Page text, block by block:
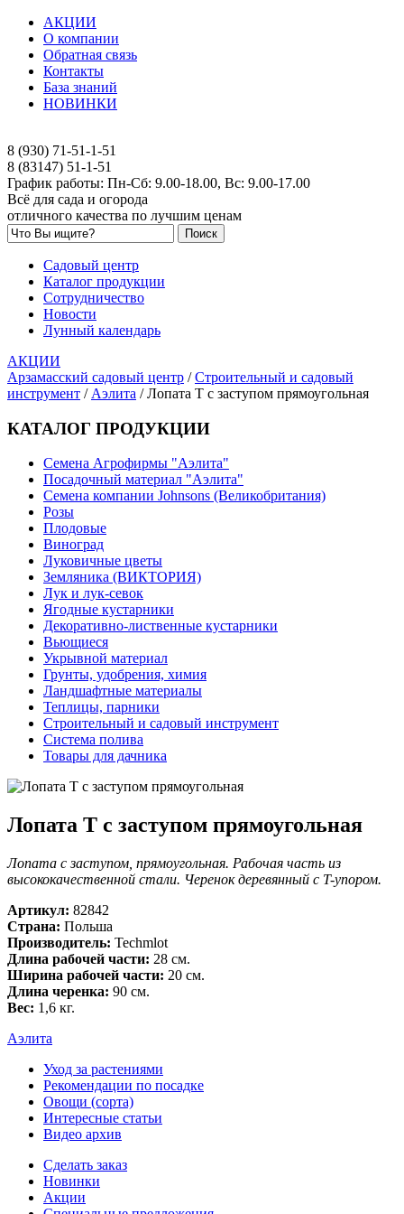
АКЦИИ
О компании
Обратная связь
Контакты
База знаний
НОВИНКИ
8 (930) 71-51-1-51
8 (83147) 51-1-51
График работы: Пн-Сб: 9.00-18.00, Вс: 9.00-17.00
Всё для сада и огорода
отличного качества по лучшим ценам
Садовый центр
Каталог продукции
Сотрудничество
Новости
Лунный календарь
АКЦИИ
Арзамасский садовый центр /Строительный и садовый
инструмент / Аэлита /Лопата Т с заступом прямоугольная
КАТАЛОГ ПРОДУКЦИИ
Семена Агрофирмы "Аэлита"
Посадочный материал "Аэлита"
Семена компании Johnsons (Великобритания)
Розы
Плодовые
Виноград
Луковичные цветы
Земляника (ВИКТОРИЯ)
Лук и лук-севок
Ягодные кустарники
Декоративно-лиственные кустарники
Вьющиеся
Укрывной материал
Грунты, удобрения, химия
Ландшафтные материалы
Теплицы, парники
Строительный и садовый инструмент
Система полива
Товары для дачника
Лопата Т с заступом прямоугольная
Лопата с заступом, прямоугольная. Рабочая часть из
высококачественной стали. Черенок деревянный с T-упором.
Артикул: 82842
Страна: Польша
Производитель: Techmlot
Длина рабочей части: 28 см.
Ширина рабочей части: 20 см.
Длина черенка: 90 см.
Вес: 1,6 кг.
Аэлита
Уход за растениями
Рекомендации по посадке
Овощи (сорта)
Интересные статьи
Видео архив
Сделать заказ
Новинки
Акции